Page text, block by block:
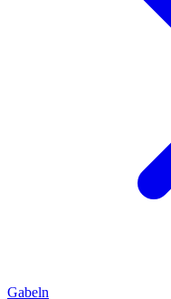
Gabeln